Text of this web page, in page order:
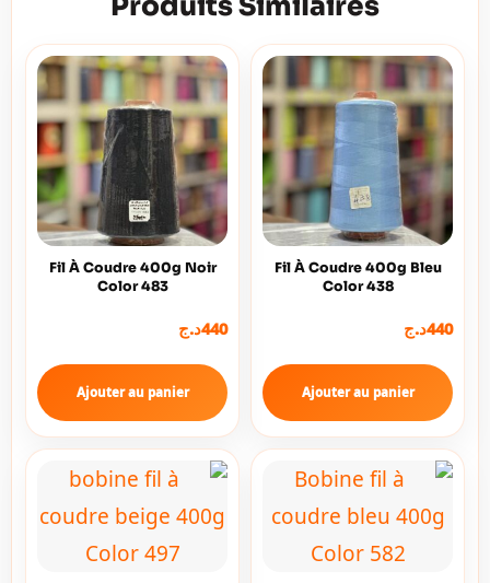
Fil À Coudre 400g Bleu
Color 438
440د.ج
Ajouter au panier
Fil À Coudre 400g Noir
Color 483
440د.ج
Ajouter au panier